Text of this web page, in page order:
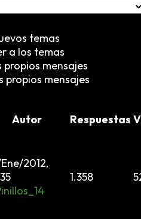
temas
a los temas
propios mensajes
propios mensajes
Autor Respuestas
2012,
1.358